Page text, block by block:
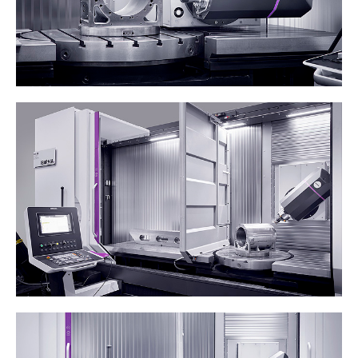
Lasciateci i vostri dati per
scaricare il documento
Newsletter
Iscrivetevi alla nostra newsletter per
ricevere altri contenuti come questo.
Contattateci per saperne di più sulle
nostre soluzioni